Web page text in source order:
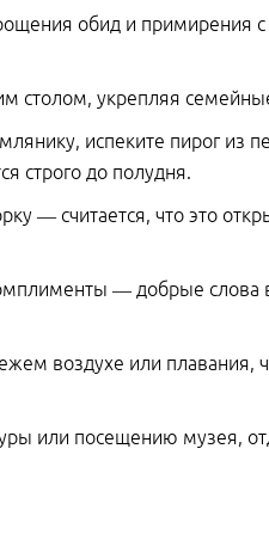
обид и примирения
столом, укрепляя
испеките пирог из
строго до полудня.
— считается, что это
— добрые слова
воздухе или плавания,
или посещению музея,